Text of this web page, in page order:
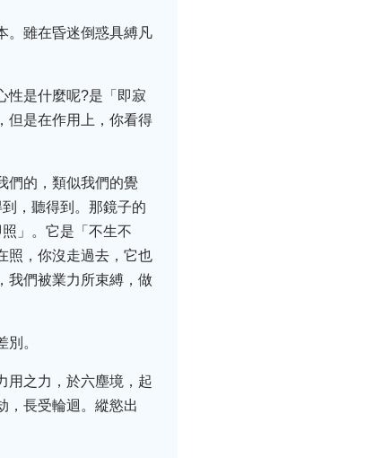
。雖在昏迷倒惑具縛凡
性是什麼呢?是「即寂
但是在作用上，你看得
們的，類似我們的覺
，聽得到。那鏡子的
」。它是「不生不
照，你沒走過去，它也
我們被業力所束縛，做
。
用之力，於六塵境，起
，長受輪迴。縱慾出